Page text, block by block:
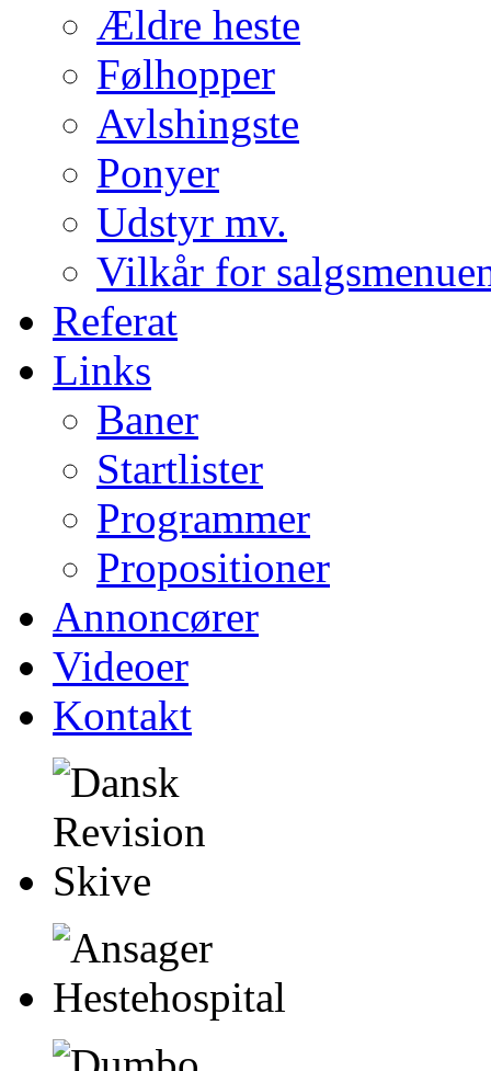
Ældre heste
Følhopper
Avlshingste
Ponyer
Udstyr mv.
Vilkår for
Referat
Links
Baner
Startlister
Programmer
Propositioner
Annoncører
Videoer
Kontakt